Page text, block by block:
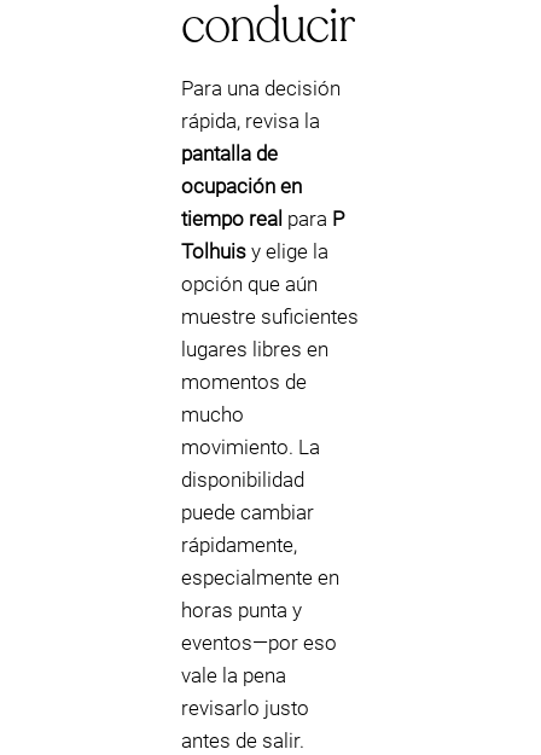
conducir
Para una decisión
rápida, revisa la
pantalla de
ocupación en
tiempo real para P
Tolhuis y elige la
opción que aún
muestre suficientes
lugares libres en
momentos de
mucho
movimiento. La
disponibilidad
puede cambiar
rápidamente,
especialmente en
horas punta y
eventos—por eso
vale la pena
revisarlo justo
antes de salir.